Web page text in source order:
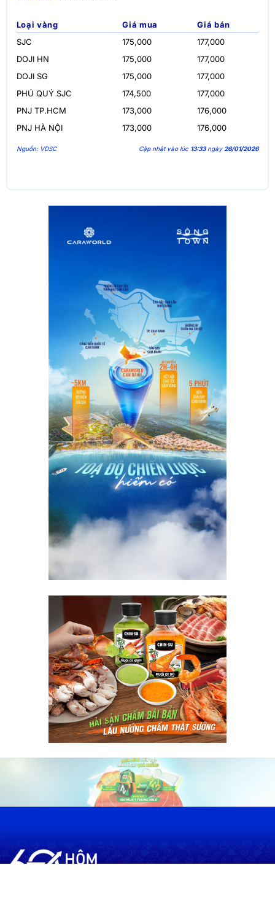
Loại vàng Giá mua
Giá bán
SJC
175,000
177,000
DOJI HN
175,000
177,000
DOJI SG
175,000
177,000
PHÚ QUÝ SJC
174,500
177,000
PNJ TP.HCM
173,000
176,000
PNJ HÀ NỘI
173,000 176,000
Nguồn: VDSC Cập nhật vào lúc 13:33ngày 26/01/2026